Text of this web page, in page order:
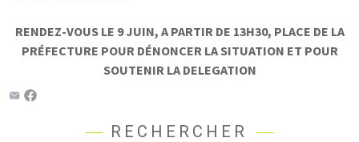
RENDEZ-VOUS LE 9 JUIN, A PARTIR DE 13H30, PLACE DE LA
PRÉFECTURE POUR DÉNONCER LA SITUATION ET POUR
SOUTENIR LA DELEGATION
RECHERCHER